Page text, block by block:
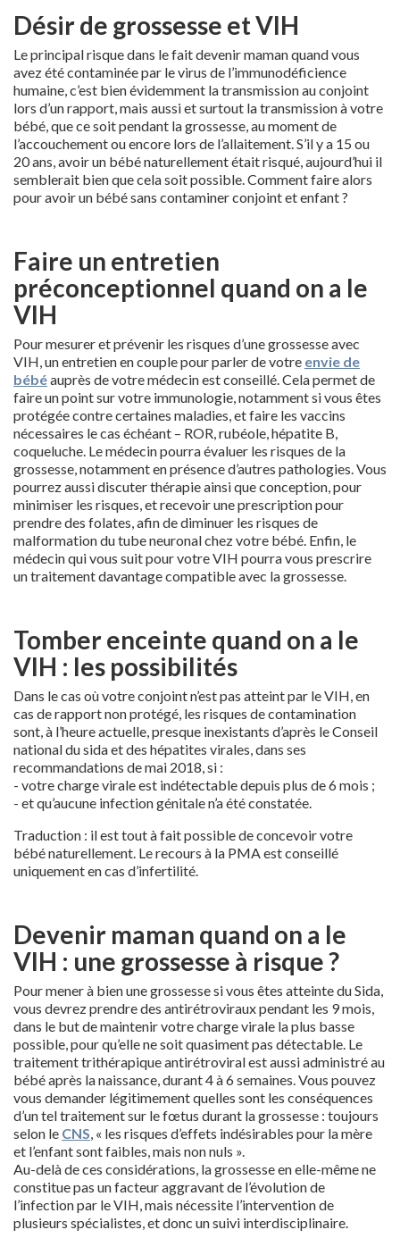
Désir de grossesse et VIH
Le principal risque dans le fait devenir maman quand vous
avez été contaminée par le virus de l’immunodéficience
humaine, c’est bien évidemment la transmission au conjoint
lors d’un rapport, mais aussi et surtout la transmission à votre
bébé, que ce soit pendant la grossesse, au moment de
l’accouchement ou encore lors de l’allaitement. S’il y a 15 ou
20 ans, avoir un bébé naturellement était risqué, aujourd’hui il
semblerait bien que cela soit possible. Comment faire alors
pour avoir un bébé sans contaminer conjoint et enfant ?
Faire un entretien
préconceptionnel quand on a le
VIH
Pour mesurer et prévenir les risques d’une grossesse avec
VIH, un entretien en couple pour parler de votre envie de
bébéauprès de votre médecin est conseillé. Cela permet de
faire un point sur votre immunologie, notamment si vous êtes
protégée contre certaines maladies, et faire les vaccins
nécessaires le cas échéant – ROR, rubéole, hépatite B,
coqueluche. Le médecin pourra évaluer les risques de la
grossesse, notamment en présence d’autres pathologies. Vous
pourrez aussi discuter thérapie ainsi que conception, pour
minimiser les risques, et recevoir une prescription pour
prendre des folates, afin de diminuer les risques de
malformation du tube neuronal chez votre bébé. Enfin, le
médecin qui vous suit pour votre VIH pourra vous prescrire
un traitement davantage compatible avec la grossesse.
Tomber enceinte quand on a le
VIH : les possibilités
Dans le cas où votre conjoint n’est pas atteint par le VIH, en
cas de rapport non protégé, les risques de contamination
sont, à l’heure actuelle, presque inexistants d’après le Conseil
national du sida et des hépatites virales, dans ses
recommandations de mai 2018, si :
- votre charge virale est indétectable depuis plus de 6 mois ;
- et qu’aucune infection génitale n’a été constatée.
Traduction : il est tout à fait possible de concevoir votre
bébé naturellement. Le recours à la PMA est conseillé
uniquement en cas d’infertilité.
Devenir maman quand on a le
VIH : une grossesse à risque ?
Pour mener à bien une grossesse si vous êtes atteinte du Sida,
vous devrez prendre des antirétroviraux pendant les 9 mois,
dans le but de maintenir votre charge virale la plus basse
possible, pour qu’elle ne soit quasiment pas détectable. Le
traitement trithérapique antirétroviral est aussi administré au
bébé après la naissance, durant 4 à 6 semaines. Vous pouvez
vous demander légitimement quelles sont les conséquences
d’un tel traitement sur le fœtus durant la grossesse : toujours
selon le CNS , « les risques d’effets indésirables pour la mère
et l’enfant sont faibles, mais non nuls ».
Au-delà de ces considérations, la grossesse en elle-même ne
constitue pas un facteur aggravant de l’évolution de
l’infection par le VIH, mais nécessite l’intervention de
plusieurs spécialistes, et donc un suivi interdisciplinaire.